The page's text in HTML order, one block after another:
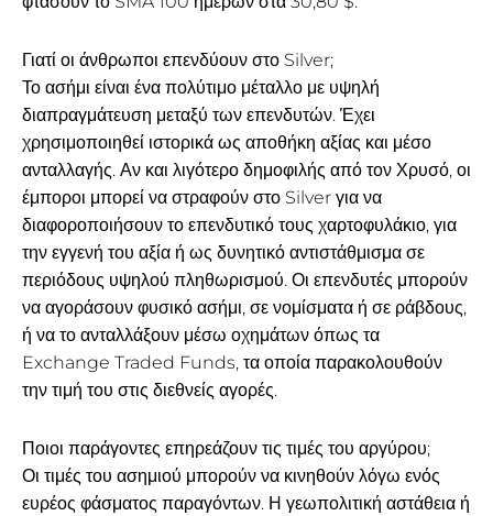
Γιατί οι άνθρωποι επενδύουν στο Silver;
Το ασήμι είναι ένα πολύτιμο μέταλλο με υψηλή
διαπραγμάτευση μεταξύ των επενδυτών. Έχει
χρησιμοποιηθεί ιστορικά ως αποθήκη αξίας και μέσο
ανταλλαγής. Αν και λιγότερο δημοφιλής από τον Χρυσό, οι
έμποροι μπορεί να στραφούν στο Silver για να
διαφοροποιήσουν το επενδυτικό τους χαρτοφυλάκιο, για
την εγγενή του αξία ή ως δυνητικό αντιστάθμισμα σε
περιόδους υψηλού πληθωρισμού. Οι επενδυτές μπορούν
να αγοράσουν φυσικό ασήμι, σε νομίσματα ή σε ράβδους,
ή να το ανταλλάξουν μέσω οχημάτων όπως τα
Exchange Traded Funds, τα οποία παρακολουθούν
την τιμή του στις διεθνείς αγορές.
Ποιοι παράγοντες επηρεάζουν τις τιμές του αργύρου;
Οι τιμές του ασημιού μπορούν να κινηθούν λόγω ενός
ευρέος φάσματος παραγόντων. Η γεωπολιτική αστάθεια ή